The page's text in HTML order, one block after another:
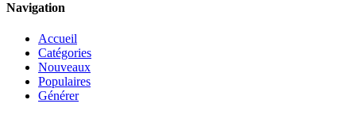
Navigation
Accueil
Catégories
Nouveaux
Populaires
Générer